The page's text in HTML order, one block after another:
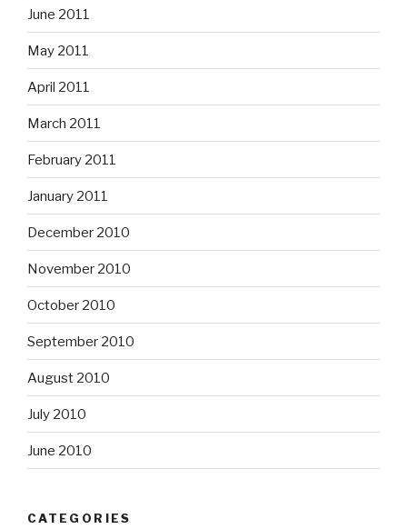
June 2011
May 2011
April 2011
March 2011
February 2011
January 2011
December 2010
November 2010
October 2010
September 2010
August 2010
July 2010
June 2010
CATEGORIES